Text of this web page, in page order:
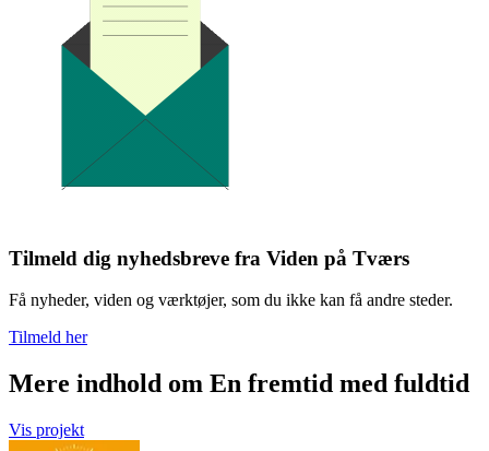
Tilmeld dig nyhedsbreve fra Viden på Tværs
Få nyheder, viden og værktøjer, som du ikke kan få andre steder.
Tilmeld her
Mere indhold om En fremtid med fuldtid
Vis projekt